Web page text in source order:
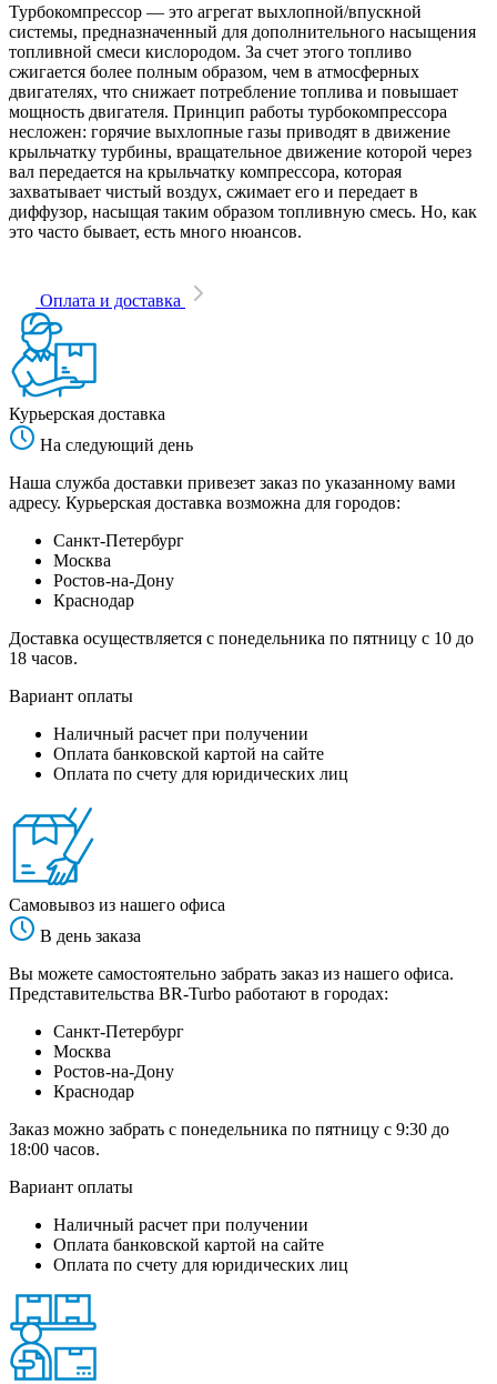
Турбокомпрессор — это агрегат выхлопной/впускной
системы, предназначенный для дополнительного насыщения
топливной смеси кислородом. За счет этого топливо
сжигается более полным образом, чем в атмосферных
двигателях, что снижает потребление топлива и повышает
мощность двигателя. Принцип работы турбокомпрессора
несложен: горячие выхлопные газы приводят в движение
крыльчатку турбины, вращательное движение которой через
вал передается на крыльчатку компрессора, которая
захватывает чистый воздух, сжимает его и передает в
диффузор, насыщая таким образом топливную смесь. Но, как
это часто бывает, есть много нюансов.
Оплата и доставка
Курьерская доставка
На следующий день
Наша служба доставки привезет заказ по указанному вами
адресу. Курьерская доставка возможна для городов:
Санкт-Петербург
Москва
Ростов-на-Дону
Краснодар
Доставка осуществляется с понедельника по пятницу с 10 до
18 часов.
Вариант оплаты
Наличный расчет при получении
Оплата банковской картой на сайте
Оплата по счету для юридических лиц
Самовывоз из нашего офиса
В день заказа
Вы можете самостоятельно забрать заказ из нашего офиса.
Представительства BR-Turbo работают в городах:
Санкт-Петербург
Москва
Ростов-на-Дону
Краснодар
Заказ можно забрать с понедельника по пятницу с 9:30 до
18:00 часов.
Вариант оплаты
Наличный расчет при получении
Оплата банковской картой на сайте
Оплата по счету для юридических лиц